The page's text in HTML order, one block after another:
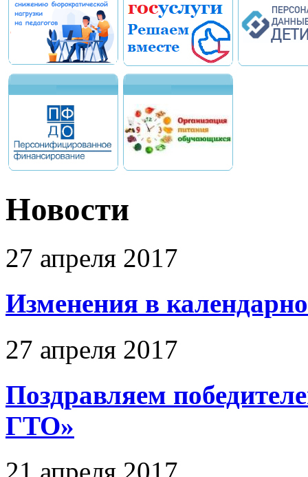
Новости
27 апреля 2017
Изменения в
27 апреля 2017
Поздравляем
ГТО»